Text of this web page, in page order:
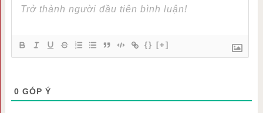
{} [+]
0 GÓP Ý